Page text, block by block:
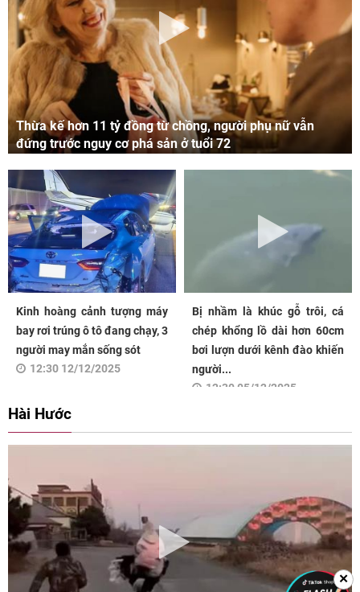
Thừa kế hơn 11 tỷ đồng từ chồng, người phụ nữ vẫn
đứng trước nguy cơ phá sản ở tuổi 72
Kinh hoàng cảnh tượng máy
bay rơi trúng ô tô đang chạy, 3
người may mắn sống sót
12:30 12/12/2025
Bị nhầm là khúc gỗ trôi, cá
chép khổng lồ dài hơn 60cm
bơi lượn dưới kênh đào khiến
người...
12:30 05/12/2025
Hài Hước
✕